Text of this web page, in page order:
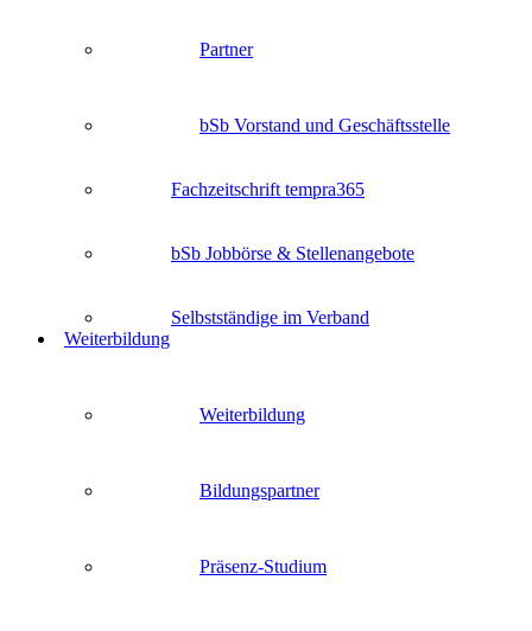
Partner
bSb Vorstand und Geschäftsstelle
Fachzeitschrift tempra365
bSb Jobbörse & Stellenangebote
Selbstständige im Verband
Weiterbildung
Weiterbildung
Bildungspartner
Präsenz-Studium